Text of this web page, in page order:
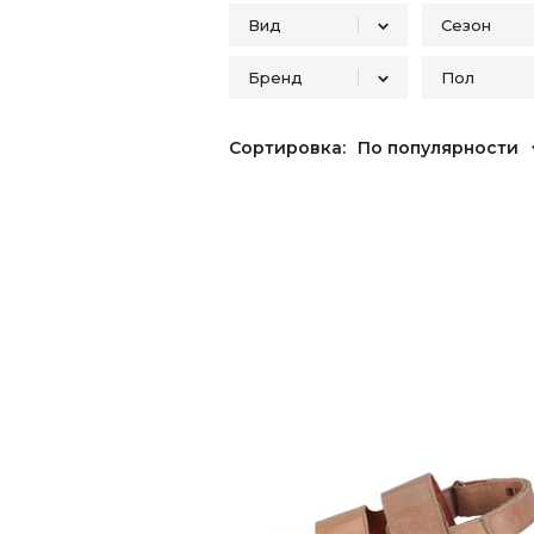
Вид
туфли
сандалии 3
Сезон
Бренд Пол
Сортировка: По популярности